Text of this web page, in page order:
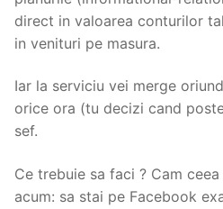
direct in valoarea conturilor
in venituri pe masura.
Iar la serviciu vei merge
orice ora (tu decizi cand
sef.
Ce trebuie sa faci ? Cam
acum: sa stai pe Facebook